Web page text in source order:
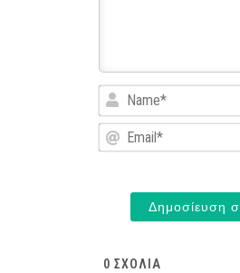
0 ΣΧΌΛΙΑ